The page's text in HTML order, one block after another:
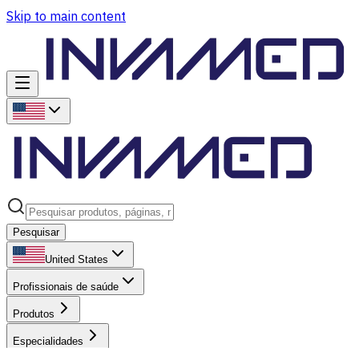
Skip to main content
Pesquisar
United States
Profissionais de saúde
Produtos
Especialidades